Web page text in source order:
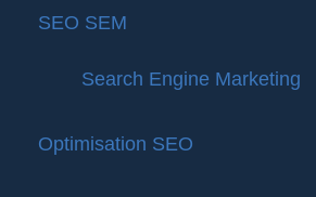
SEO SEM
Search Engine Marketing
Optimisation SEO